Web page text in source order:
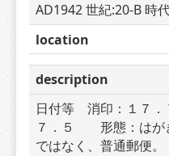
AD1942 世紀:20-B 時
location
description
日付等　消印：１７
７．５　　形態：は
ではなく、普通郵便。